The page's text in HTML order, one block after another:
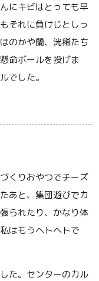
にキビはとっても早
それに負けじとしっ
のかや蘭、洸稀たち
命ボールを投げま
でした。
くりおやつでチーズ
あと、集団遊びでカ
られたり、かなり体
はもうヘトヘトで
た。センターのカル